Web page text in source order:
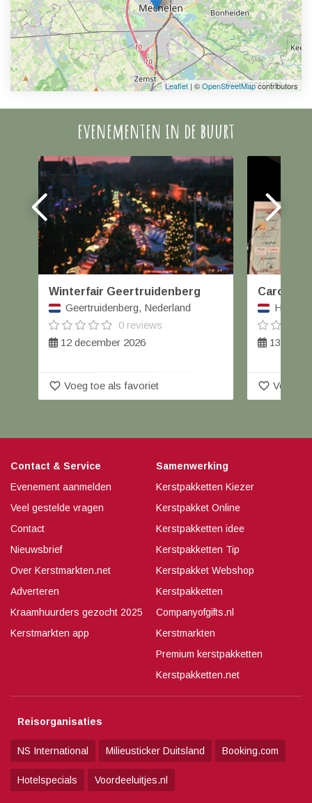
Leaflet| ©OpenStreetMapcontributors
evenementen in de buurt
Winterfair Geertruidenberg
Geertruidenberg, Nederland
0 reviews
12 december 2026
favorite_border Voeg toe als favoriet
Carolus
13
favorite_border Voeg
Contact & Service
Evenement aanmelden
Veel gestelde vragen
Contact
Nieuwsbrief
Over Kerstmarkten.net
Adverteren
Kraamhuurders gezocht 2025
Kerstmarkten app
Samenwerking
Kerstpakketten Kiezer
Kerstpakket Online
Kerstpakketten idee
Kerstpakketten Tip
Kerstpakket Webshop
Kerstpakketten
Companyofgifts.nl
Kerstmarkten
Premium kerstpakketten
Kerstpakketten.net
Reisorganisaties
NS International Milieusticker Duitsland Booking.com
Hotelspecials Voordeeluitjes.nl